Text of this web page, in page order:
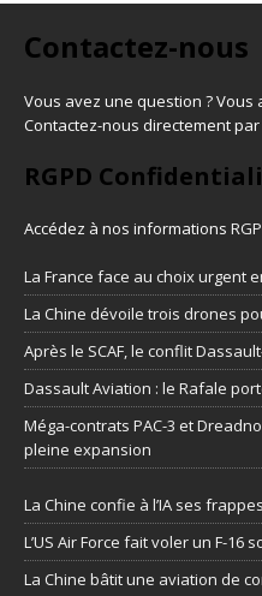
Contactez-nous
Vous avez une question ?
Contactez-nous directement
RGPD
Accédez à nos informations
La France face au choix urgent
La Chine dévoile trois drones
Après le SCAF, le conflit
Dassault Aviation : le Rafale
Méga-contrats PAC-3 et
pleine expansion
La Chine confie à l’IA ses
L’US Air Force fait voler un F-16
La Chine bâtit une aviation de